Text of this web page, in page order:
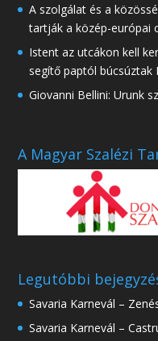
A szolgálat és a
tartják a közép-európai
Istent az utcákon kell
segítő paptól búcsúztak
Giovanni Bellini: Urunk
A Magyar Szalézi
Legutóbbi
Savaria Karnevál –
Savaria Karnevál –